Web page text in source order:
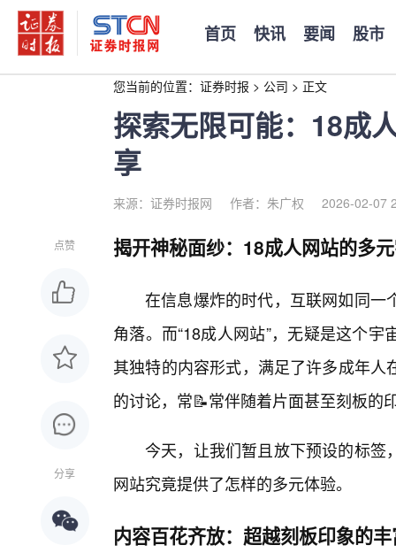
首页 快讯 要闻 股市
您当前的位置： 证券时报 > 公司 > 正文
探索无限可能：18成
享
来源：证券时报网 作者：朱广权 2026-02-07
点赞
分享
揭开神秘面纱：18成人网站的多
在信息爆炸的时代，互联网如同一
角落。而“18成人网站”，无疑是这个
其独特的内容形式，满足了许多成年
的讨论，常📝常伴随着片面甚至刻板的
今天，让我们暂且放下预设的标签
网站究竟提供了怎样的多元体验。
内容百花齐放：超越刻板印象的